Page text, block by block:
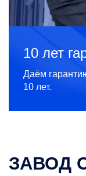
10 лет
Даём
10 лет.
ЗАВОД